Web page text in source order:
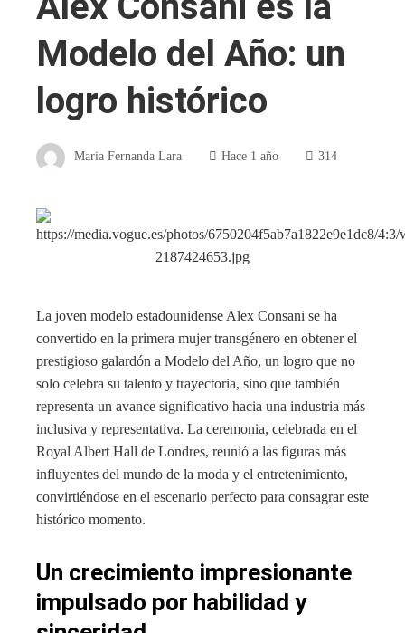
Modelo del Año: un
logro histórico
Maria Fernanda Lara Hace 1 año 314
La joven modelo estadounidense Alex Consani se ha
convertido en la primera mujer transgénero en obtener el
prestigioso galardón a Modelo del Año, un logro que no
solo celebra su talento y trayectoria, sino que también
representa un avance significativo hacia una industria más
inclusiva y representativa. La ceremonia, celebrada en el
Royal Albert Hall de Londres, reunió a las figuras más
influyentes del mundo de la moda y el entretenimiento,
convirtiéndose en el escenario perfecto para consagrar este
histórico momento.
Un crecimiento impresionante
impulsado por habilidad y